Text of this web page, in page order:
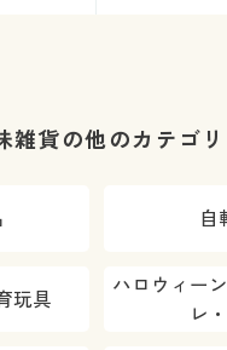
雑貨の他のカテゴリ
自
玩具
ハロウィー
レ